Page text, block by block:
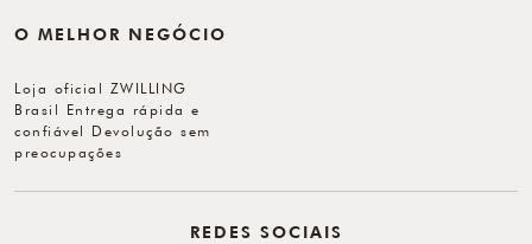
O MELHOR NEGÓCIO
Loja oficial ZWILLING
Brasil Entrega rápida e
confiável Devolução sem
preocupações
REDES SOCIAIS